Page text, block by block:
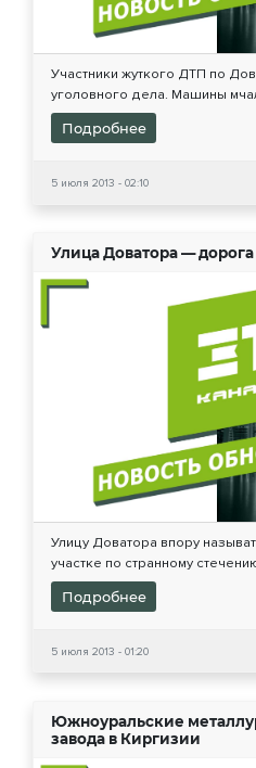
Участники жуткого ДТП по
уголовного дела. Машины
Подробнее
5 июля 2013 - 02:10
Улица Доватора —
Улицу Доватора впору
участке по странному
Подробнее
5 июля 2013 - 01:20
Южноуральские
завода в Киргизии